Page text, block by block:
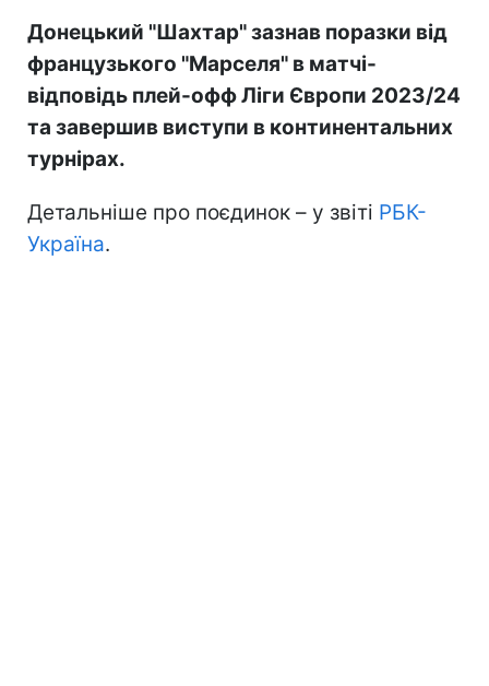
Донецький "Шахтар" зазнав поразки від
французького "Марселя" в матчі-
відповідь плей-офф Ліги Європи 2023/24
та завершив виступи в континентальних
турнірах.
Детальніше про поєдинок – у звіті РБК-
Україна.